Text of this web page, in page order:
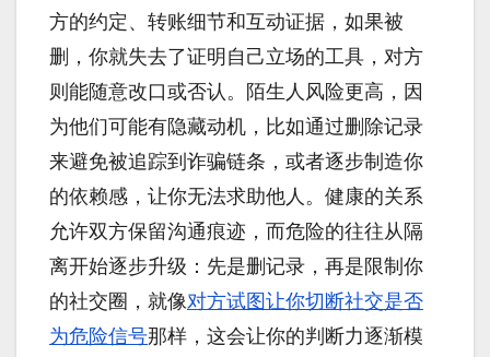
方的约定、转账细节和互动证据，如果被
删，你就失去了证明自己立场的工具，对方
则能随意改口或否认。陌生人风险更高，因
为他们可能有隐藏动机，比如通过删除记录
来避免被追踪到诈骗链条，或者逐步制造你
的依赖感，让你无法求助他人。健康的关系
允许双方保留沟通痕迹，而危险的往往从隔
离开始逐步升级：先是删记录，再是限制你
的社交圈，就像对方试图让你切断社交是否
为危险信号那样，这会让你的判断力逐渐模